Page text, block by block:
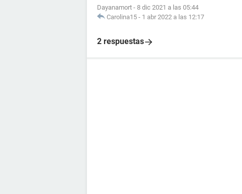
Dayanamort - 8 dic 2021 a las 05:44
Carolina15 - 1 abr 2022 a las 12:17
2 respuestas